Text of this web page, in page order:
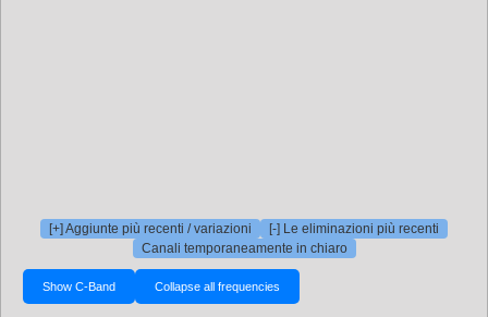
[+] Aggiunte più recenti / variazioni
[-] Le eliminazioni più recenti
Canali temporaneamente in chiaro